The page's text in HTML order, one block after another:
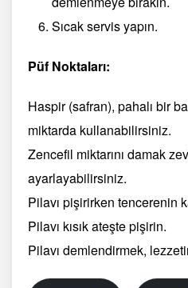
Sıcak servis yapın.
Püf Noktaları:
Haspir (safran), pahalı bir
miktarda kullanabilirsiniz.
Zencefil miktarını damak
ayarlayabilirsiniz.
Pilavı pişirirken tencerenin
Pilavı kısık ateşte pişirin.
Pilavı demlendirmek,